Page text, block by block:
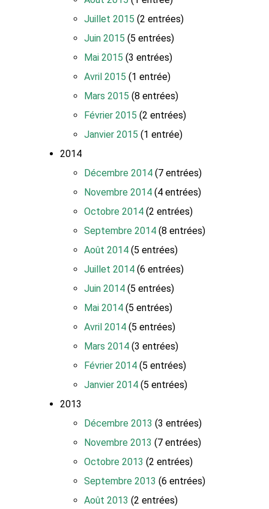
Juillet 2015 (2 entrées)
Juin 2015 (5 entrées)
Mai 2015 (3 entrées)
Avril 2015 (1 entrée)
Mars 2015 (8 entrées)
Février 2015 (2 entrées)
Janvier 2015 (1 entrée)
2014
Décembre 2014 (7 entrées)
Novembre 2014 (4 entrées)
Octobre 2014 (2 entrées)
Septembre 2014 (8 entrées)
Août 2014 (5 entrées)
Juillet 2014 (6 entrées)
Juin 2014 (5 entrées)
Mai 2014 (5 entrées)
Avril 2014 (5 entrées)
Mars 2014 (3 entrées)
Février 2014 (5 entrées)
Janvier 2014 (5 entrées)
2013
Décembre 2013 (3 entrées)
Novembre 2013 (7 entrées)
Octobre 2013 (2 entrées)
Septembre 2013 (6 entrées)
Août 2013 (2 entrées)